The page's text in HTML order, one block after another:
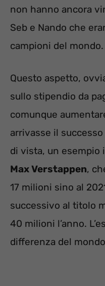
non hanno ancora
Seb e Nando che
campioni del mondo.
Questo aspetto,
sullo stipendio da
comunque
arrivasse il
di vista, un esempio
Max Verstappen,
17 milioni sino al
successivo al titolo
40 milioni l’anno.
differenza del